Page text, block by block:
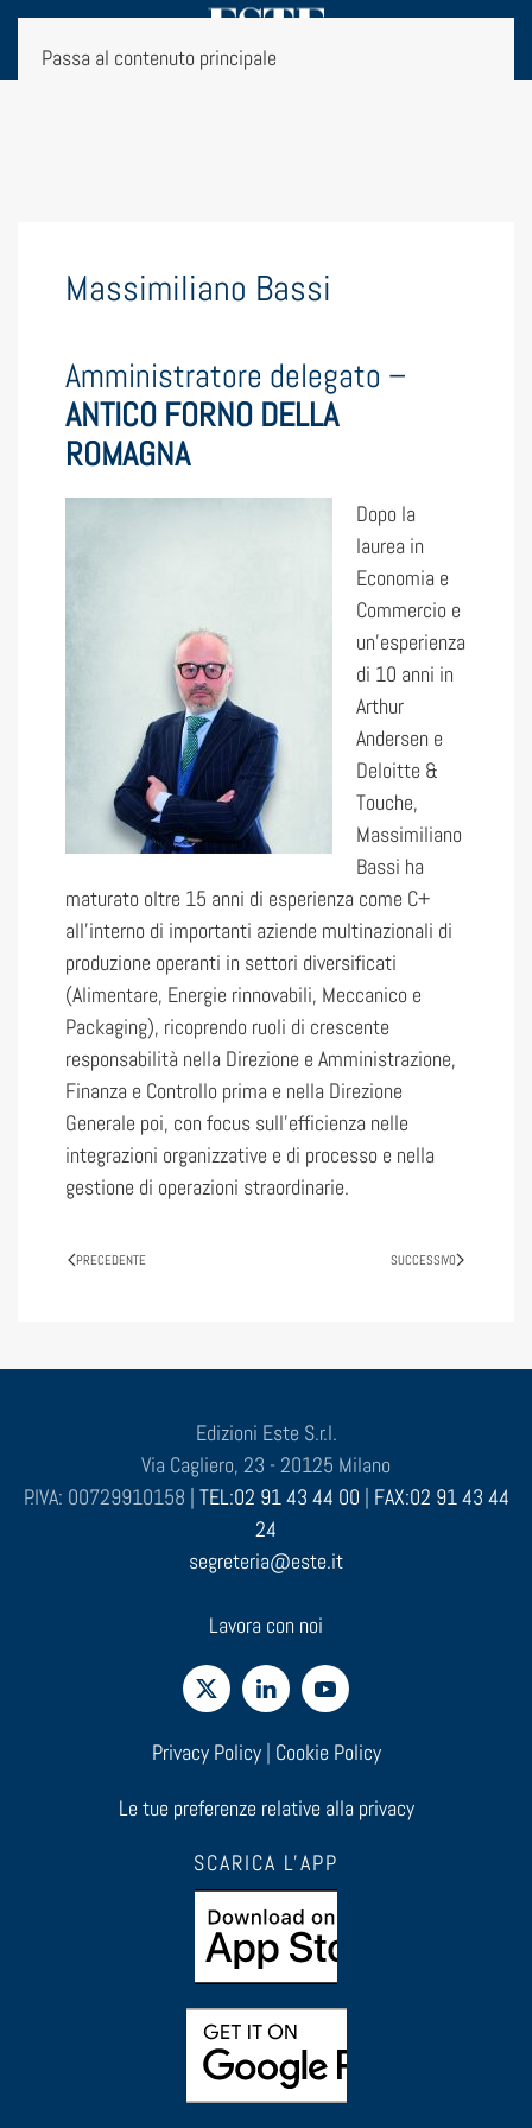
Passa al contenuto principale
Massimiliano Bassi
Amministratore delegato –
ANTICO FORNO DELLA
ROMAGNA
Dopo la
laurea in
Economia e
Commercio e
un’esperienza
di 10 anni in
Arthur
Andersen e
Deloitte &
Touche,
Massimiliano
Bassi ha
maturato oltre 15 anni di esperienza come C+
all’interno di importanti aziende multinazionali di
produzione operanti in settori diversificati
(Alimentare, Energie rinnovabili, Meccanico e
Packaging), ricoprendo ruoli di crescente
responsabilità nella Direzione e Amministrazione,
Finanza e Controllo prima e nella Direzione
Generale poi, con focus sull’efficienza nelle
integrazioni organizzative e di processo e nella
gestione di operazioni straordinarie.
PRECEDENTE SUCCESSIVO
Edizioni Este S.r.l.
Via Cagliero, 23 - 20125 Milano
P.IVA: 00729910158 | TEL:02 91 43 44 00 | FAX:02 91 43 44
24
segreteria@este.it
Lavora con noi
Privacy Policy| Cookie Policy
Le tue preferenze relative alla privacy
SCARICA L'APP